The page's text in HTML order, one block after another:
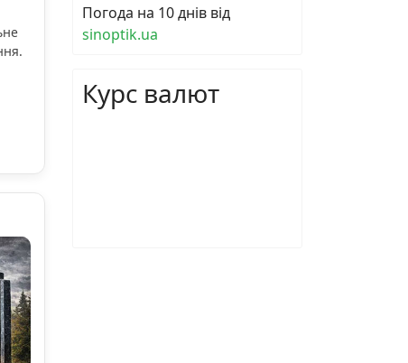
Погода на 10 днів від
sinoptik.ua
Курс валют